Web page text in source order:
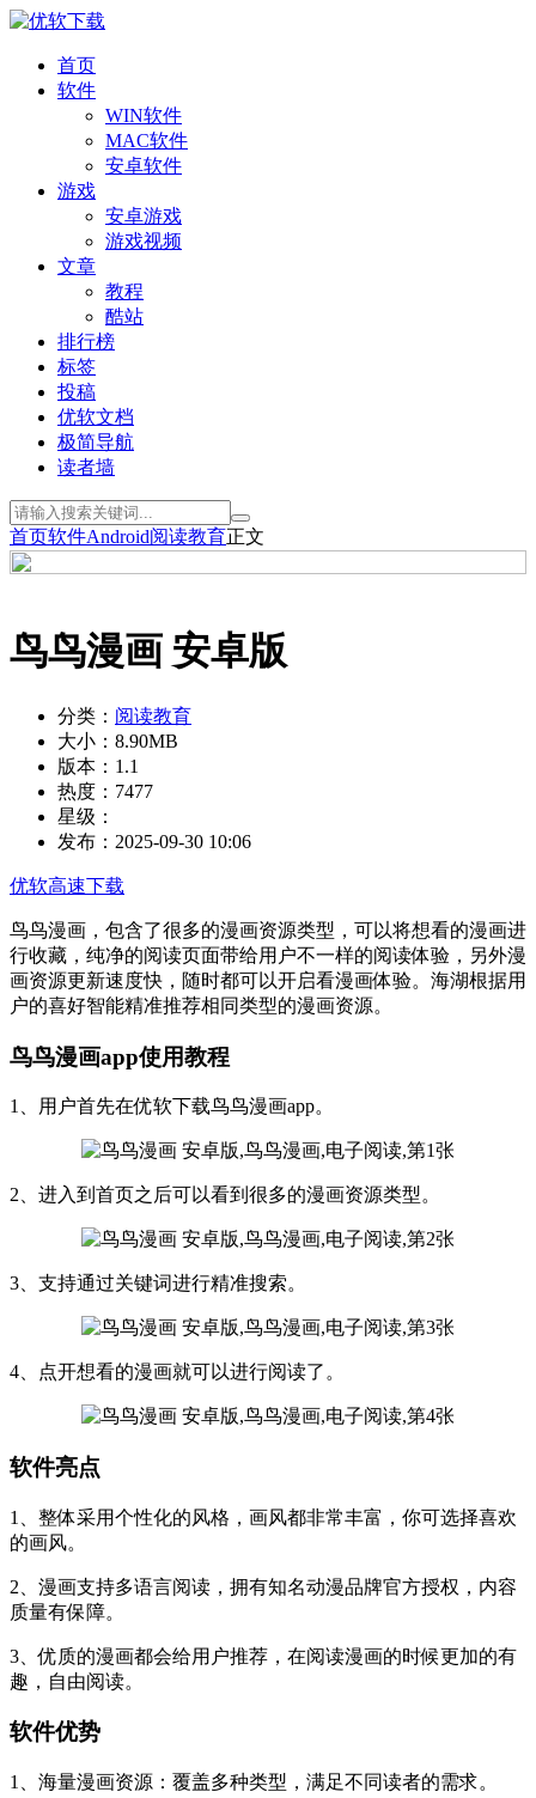
首页
软件
WIN软件
MAC软件
安卓软件
游戏
安卓游戏
游戏视频
文章
教程
酷站
排行榜
标签
投稿
优软文档
极简导航
读者墙
首页软件Android阅读教育正文
鸟鸟漫画 安卓版
分类： 阅读教育
大小： 8.90MB
版本： 1.1
热度： 7477
星级：
发布： 2025-09-30 10:06
优软高速下载
鸟鸟漫画，包含了很多的漫画资源类型，可以将想看的漫画进
行收藏，纯净的阅读页面带给用户不一样的阅读体验，另外漫
画资源更新速度快，随时都可以开启看漫画体验。海湖根据用
户的喜好智能精准推荐相同类型的漫画资源。
鸟鸟漫画app使用教程
1、用户首先在优软下载鸟鸟漫画app。
2、进入到首页之后可以看到很多的漫画资源类型。
3、支持通过关键词进行精准搜索。
4、点开想看的漫画就可以进行阅读了。
软件亮点
1、整体采用个性化的风格，画风都非常丰富，你可选择喜欢
的画风。
2、漫画支持多语言阅读，拥有知名动漫品牌官方授权，内容
质量有保障。
3、优质的漫画都会给用户推荐，在阅读漫画的时候更加的有
趣，自由阅读。
软件优势
1、海量漫画资源：覆盖多种类型，满足不同读者的需求。